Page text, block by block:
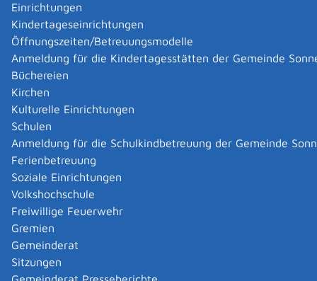
Einrichtungen
Kindertageseinrichtungen
Öffnungszeiten/Betreuungsmodelle
Anmeldung für die Kindertagesstätten der Gemeinde
Büchereien
Kirchen
Kulturelle Einrichtungen
Schulen
Anmeldung für die Schulkindbetreuung der Gemeinde
Ferienbetreuung
Soziale Einrichtungen
Volkshochschule
Freiwillige Feuerwehr
Gremien
Gemeinderat
Sitzungen
Formulare und Onlinedienste
Beschreibung
Das Landesarbeitsgericht Baden-Württemberg übt die
Rechtsprechung
zweiter Instanzaus.
Das Landesarbeitsgericht ist zuständig für
Berufungen
Arbeitsgerichte im Urteilsverfahren. Das betrifft
insbesondere Rechtsstreitigkeiten zwischen
Arbeitnehmern und Arbeitgebern.
Beschwerden
Arbeitsgerichte im Beschlussverfahren. Das betrifft